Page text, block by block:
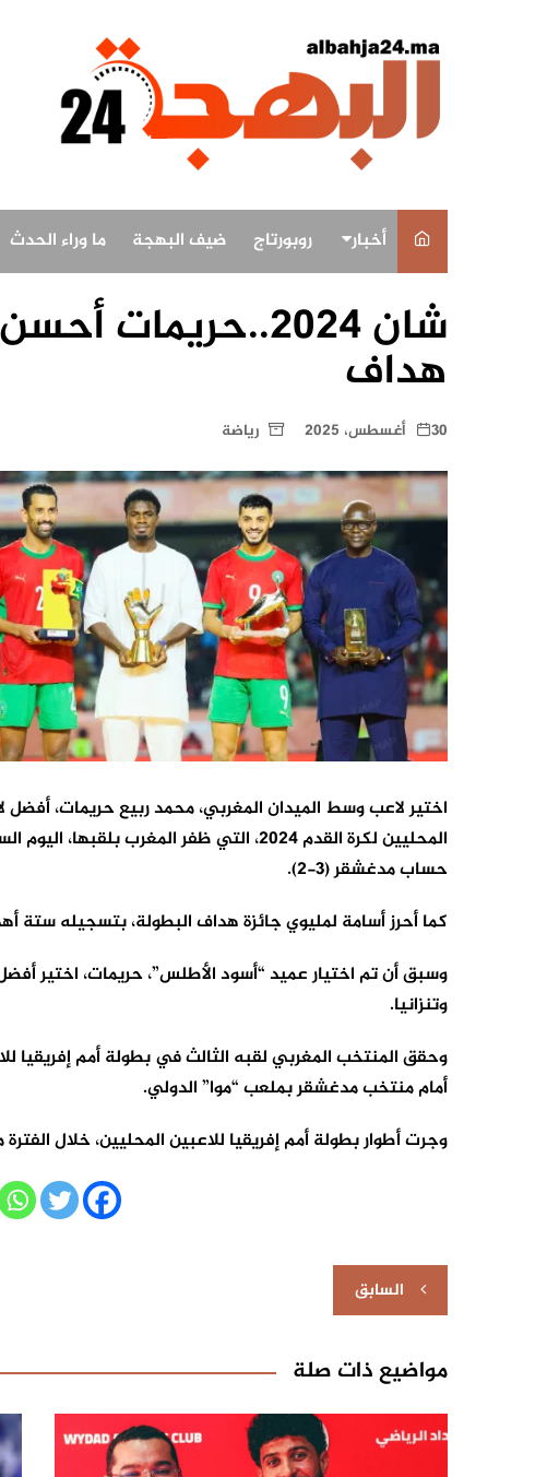
أخبار
أخبار البهجة
أخبار الاقاليم
ثقافة و فن
رياضة
روبورتاج ضيف البهجة ما وراء الحدث
شان
هداف
30 أغسطس، 2025 رياضة
اختير لاعب وسط الميدان المغربي، محمد ربيع حريمات، أفضل
حساب مدغشقر (3-2).
كما أحرز أسامة لمليوي جائزة هداف البطولة، بتسجيله ستة
وسبق أن تم اختيار عميد “أسود الأطلس”، حريمات، اختير
وتنزانيا.
وحقق المنتخب المغربي لقبه الثالث في بطولة أمم إفريقيا
أمام منتخب مدغشقر بملعب “موا” الدولي.
وجرت أطوار بطولة أمم إفريقيا للاعبين المحليين، خلال الفترة من 2 إلى 30 غشت، بكل من كينيا وأوغندا
تصفّح
المقالات
السابق
مواضيع ذات صلة